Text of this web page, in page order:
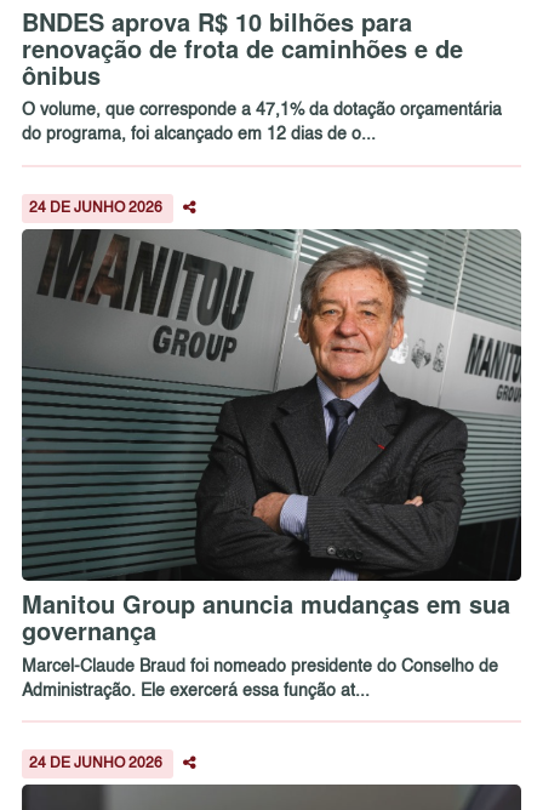
BNDES aprova R$ 10 bilhões para
renovação de frota de caminhões e de
ônibus
O volume, que corresponde a 47,1% da dotação orçamentária
do programa, foi alcançado em 12 dias de o...
24 DE JUNHO 2026
Manitou Group anuncia mudanças em sua
governança
Marcel-Claude Braud foi nomeado presidente do Conselho de
Administração. Ele exercerá essa função at...
24 DE JUNHO 2026